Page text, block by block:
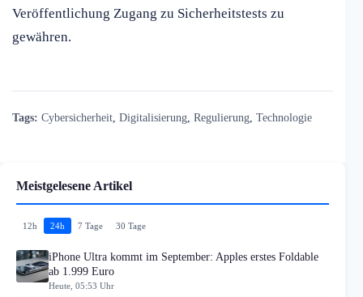
Veröffentlichung Zugang zu Sicherheitstests zu
gewähren.
Tags: Cybersicherheit Digitalisierung Regulierung Technologie
Meistgelesene Artikel
12h 24h 7 Tage 30 Tage
iPhone Ultra kommt im September: Apples erstes Foldable
ab 1.999 Euro
Heute, 05:53 Uhr